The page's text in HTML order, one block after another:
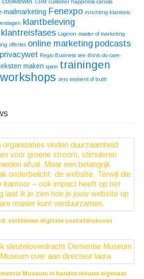
CRM customer happiness canvas
mailmarketing Fenexpo inrichting klantreis
klantbeleving
klantreisfases Logeion master of marketing
offertes online marketing podcasts
privacywet Regio Business see-think-do-care-
maken spam trainingen
workshops zero moment of truth
verkleinen digitale voetafdrukvoet
Museum in handen nieuwe eigenaar